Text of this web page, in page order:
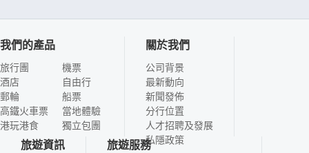
我們的產品
旅行團
酒店
郵輪
高鐵火車票
港玩港食
機票
自由行
船票
當地體驗
獨立包團
關於我們
公司背景
最新動向
新聞發佈
分行位置
人才招聘及發展
私隱政策
旅遊資訊 旅遊服務